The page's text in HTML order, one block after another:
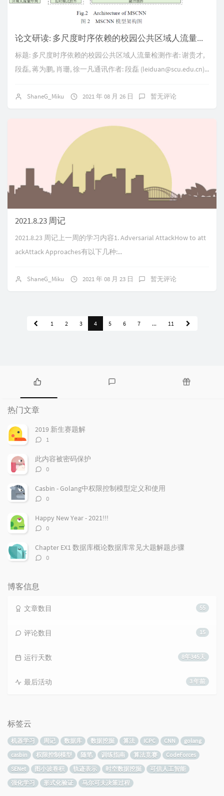
论文研读: 多尺度时序依赖的校园公共区域人流量检测
标题: 多尺度时序依赖的校园公共区域人流量检测作者: 谢贵才,
段磊, 蒋为鹏, 肖珊, 徐一凡通讯作者: 段磊 (leiduan@scu.edu.cn)...
ShaneG_Miku 2021 年 08 月 26 日 暂无评论
2021.8.23 周记
2021.8.23 周记上一周的学习内容1. Adversarial AttackHow to att
ackAttack Approaches有以下几种:...
ShaneG_Miku 2021 年 08 月 23 日 暂无评论
1 2 3 4 5 6 7 ... 11
热
门
文
章
热门文章
2019 新生赛题解
评
数：
1
此内容被密码保护
评
数：
0
Casbin - Golang中权限控制模型定义和使用
评
数：
0
Happy New Year - 2021!!!
评
数：
0
Chapter EX1 数据库概论数据库常见大题解题步骤
评
0
博客信息
55
文章数目
15
评论数目
8年345天
运行天数
3 年前
最后活动
标签云
机器学习 周记 数据库 数据挖掘 算法 ICPC CNN
golang
casbin
权限控制模型 随笔 训练指南 算法竞赛
CodeForces
SENet
图小波卷积 轨迹表示 时空数据挖掘
可信人工智能
强化学习
形式化验证 马尔可夫决策过程